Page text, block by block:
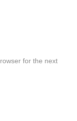
for the next